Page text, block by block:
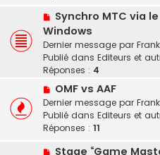
s
a
g
e
a
u
m
e
s
s
a
g
e
N
o
v
e
a
u
m
e
s
Synchro MTC via
Windows
Dernier message par
Publié dans Editeurs et
Réponses : 4
N
o
u
v
a
OMF vs AAF
Dernier message par
Publié dans Editeurs et
Réponses : 11
NStage “Game